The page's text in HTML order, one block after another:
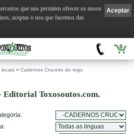
0
locais > Cadernos Cruceiro do rego
Editorial Toxosoutos.com.
Aceptar
que nos permiten ofrecer os nosos
aceptas o uso que facemos das